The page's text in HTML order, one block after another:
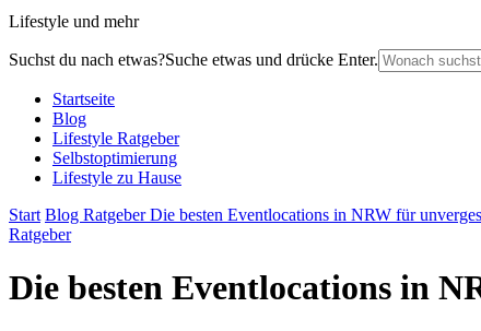
Lifestyle und mehr
Suchst du nach etwas?Suche etwas und drücke Enter.
Startseite
Blog
Lifestyle Ratgeber
Selbstoptimierung
Lifestyle zu Hause
Start Blog RatgeberDie besten Eventlocations in NRW für
Ratgeber
Die besten Eventlocations in